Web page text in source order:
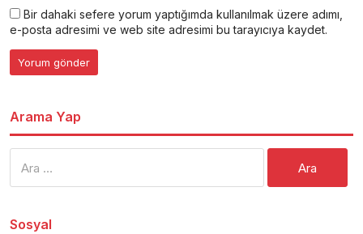
Bir dahaki sefere yorum yaptığımda kullanılmak üzere adımı,
e-posta adresimi ve web site adresimi bu tarayıcıya kaydet.
Arama Yap
Sosyal